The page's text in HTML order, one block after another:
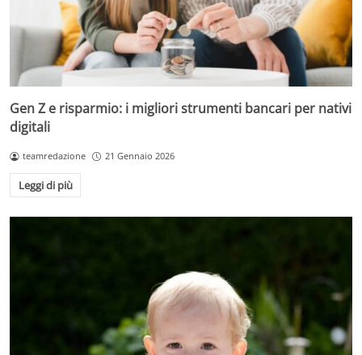
Gen Z e risparmio: i migliori strumenti bancari per nativi
digitali
teamredazione 21 Gennaio 2026
Leggi di più